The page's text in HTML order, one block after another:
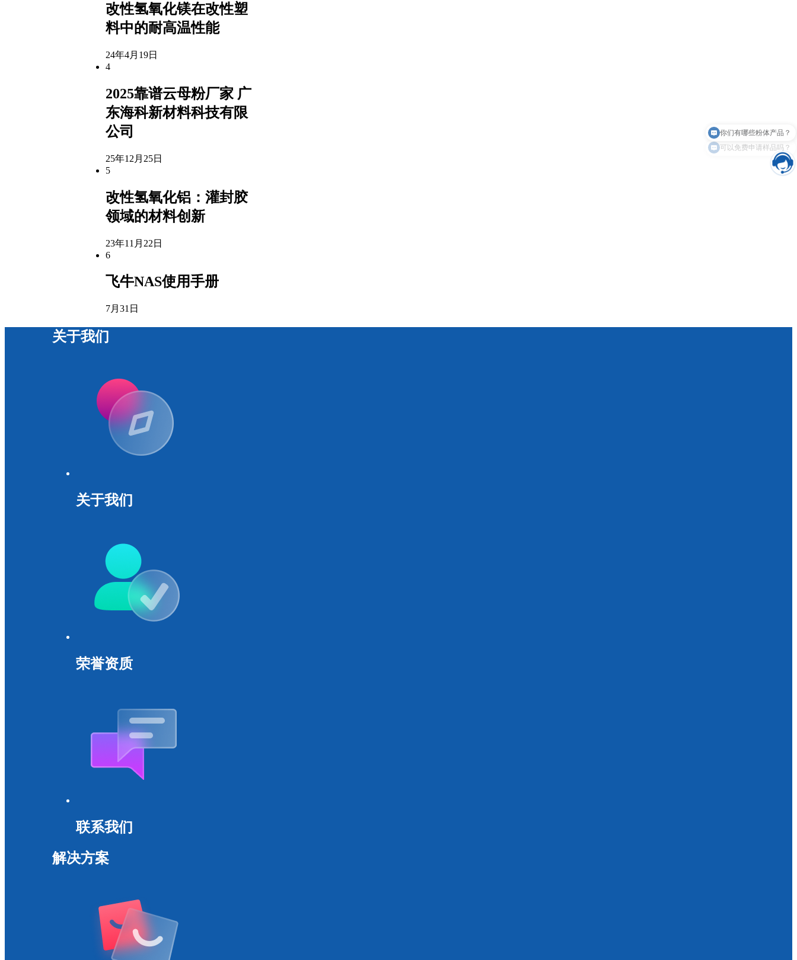
改性氢氧化镁在改性塑
料中的耐高温性能
24年4月19日
4
2025靠谱云母粉厂家 广
东海科新材料科技有限
公司
25年12月25日
5
改性氢氧化铝：灌封胶
领域的材料创新
23年11月22日
6
飞牛NAS使用手册
7月31日
关于我们
关于我们
荣誉资质
联系我们
解决方案
可以免费申请样品吗？